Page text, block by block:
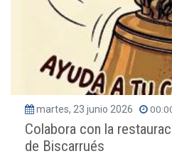
martes, 23 junio 2026
Colabora con la
de Biscarrués